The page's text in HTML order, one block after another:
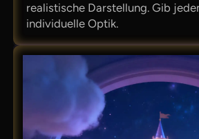
realistische Darstellung. Gib
individuelle Optik.